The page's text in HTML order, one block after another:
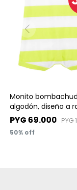
Monito
algodón, diseño a
PYG 69.000 PYG
50